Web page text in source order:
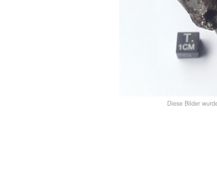
Diese Bilder